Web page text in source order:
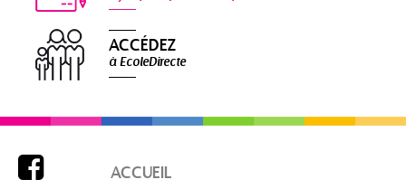
ACCÉDEZ
à EcoleDirecte
 ACCUEIL